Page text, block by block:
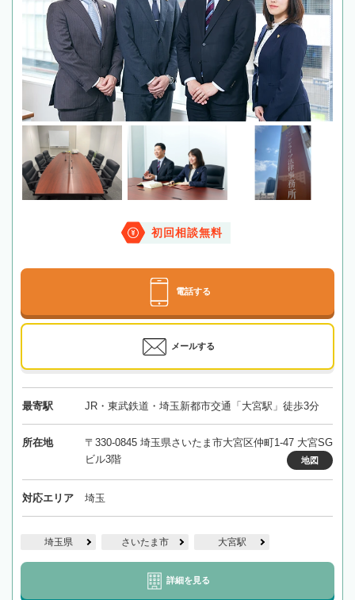
初回相談無料
電話する
メールする
最寄駅 JR・東武鉄道・埼玉新都市交通「大宮駅」徒歩3分
所在地
〒330-0845 埼玉県さいたま市大宮区仲町1-47 大宮SG
ビル3階
地図
対応エリア 埼玉
埼玉県 さいたま市 大宮駅
詳細を見る